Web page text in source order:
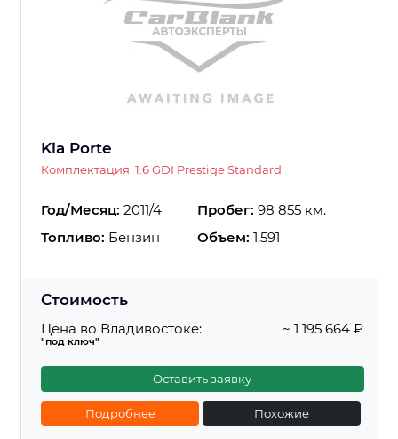
Kia Porte
Комплектация: 1.6 GDI Prestige Standard
Год/Месяц: 2011/4 Пробег: 98 855 км.
Топливо: Бензин Объем: 1.591
Стоимость
Цена во Владивостоке:
"под ключ"
~ 1 195 664 ₽
Оставить заявку
Подробнее Похожие